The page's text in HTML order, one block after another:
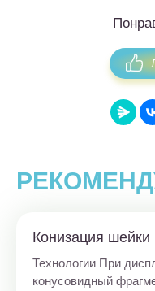
Конизация
Технологии При
конусовидный